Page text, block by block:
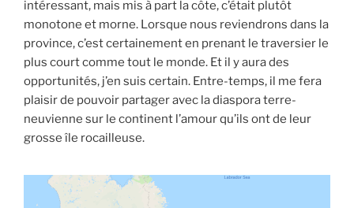
intéressant, mais mis à part la côte, c’était plutôt
monotone et morne. Lorsque nous reviendrons dans la
province, c’est certainement en prenant le traversier le
plus court comme tout le monde. Et il y aura des
opportunités, j’en suis certain. Entre-temps, il me fera
plaisir de pouvoir partager avec la diaspora terre-
neuvienne sur le continent l’amour qu’ils ont de leur
grosse île rocailleuse.